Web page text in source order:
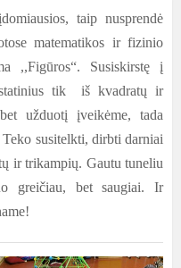
taip nusprendė
matematikos ir fizinio
,,Figūros“. Susiskirstę į
statinius tik iš kvadratų ir
užduotį įveikėme, tada
susitelkti, dirbti darniai
ir trikampių. Gautu tuneliu
greičiau, bet saugiai. Ir
!